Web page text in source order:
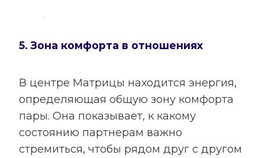
5. Зона комфорта в отношениях
В центре Матрицы находится энергия,
определяющая общую зону комфорта
пары. Она показывает, к какому
состоянию партнерам важно
стремиться, чтобы рядом друг с другом